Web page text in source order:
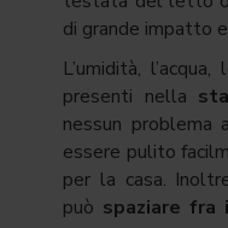
di grande impatto
L’umidità,
presenti nella
nessun problema
essere pulito
per la casa.
può spaziare